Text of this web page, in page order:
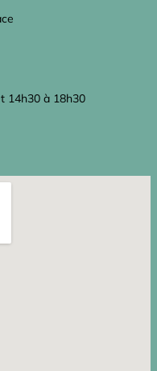
14h30 à 18h30